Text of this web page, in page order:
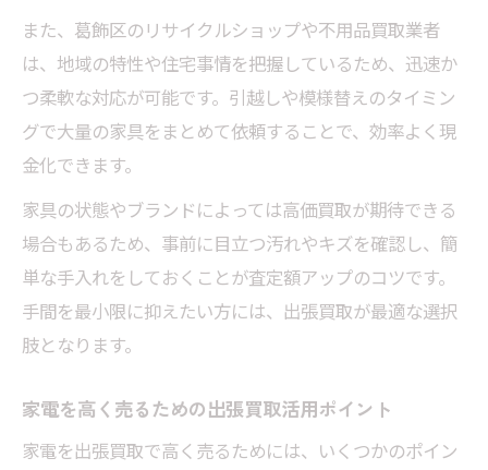
また、葛飾区のリサイクルショップや不用品買取業者
は、地域の特性や住宅事情を把握しているため、迅速か
つ柔軟な対応が可能です。引越しや模様替えのタイミン
グで大量の家具をまとめて依頼することで、効率よく現
金化できます。
家具の状態やブランドによっては高価買取が期待できる
場合もあるため、事前に目立つ汚れやキズを確認し、簡
単な手入れをしておくことが査定額アップのコツです。
手間を最小限に抑えたい方には、出張買取が最適な選択
肢となります。
家電を高く売るための出張買取活用ポイント
家電を出張買取で高く売るためには、いくつかのポイン